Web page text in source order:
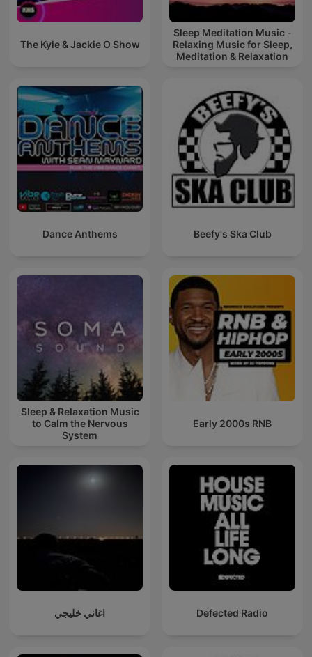
The Kyle & Jackie O Show
Sleep Meditation Music -
Relaxing Music for Sleep,
Meditation & Relaxation
Dance Anthems Beefy's Ska Club
Sleep & Relaxation Music
to Calm the Nervous
System
Early 2000s RNB
اغاني خليجي Defected Radio